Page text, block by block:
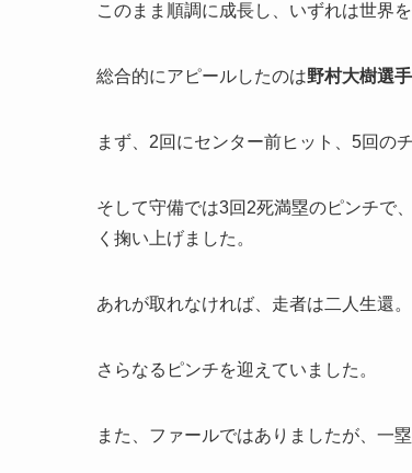
このまま順調に成長し、いずれは世界
総合的にアピールしたのは野村大樹選手
まず、2回にセンター前ヒット、5回の
そして守備では3回2死満塁のピンチで
く掬い上げました。
あれが取れなければ、走者は二人生還。
さらなるピンチを迎えていました。
また、ファールではありましたが、一